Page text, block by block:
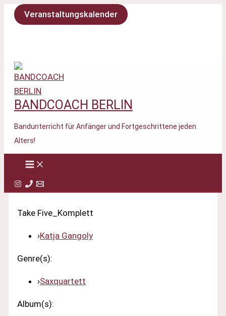
Zum
Inhalt
Veranstaltungskalender
BANDCOACH BERLIN
Bandunterricht für Anfänger und Fortgeschrittene jeden
Alters!
Take Five_Komplett
›Katja Gangoly
Genre(s):
›Saxquartett
Album(s):